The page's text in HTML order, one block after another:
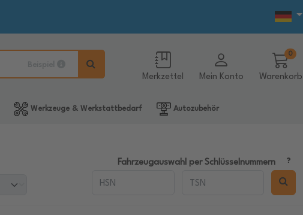
Merkzettel Mein Konto Warenkorb
0
Werkzeuge & Werkstattbedarf Autozubehör
Fahrzeugauswahl per Schlüsselnummern